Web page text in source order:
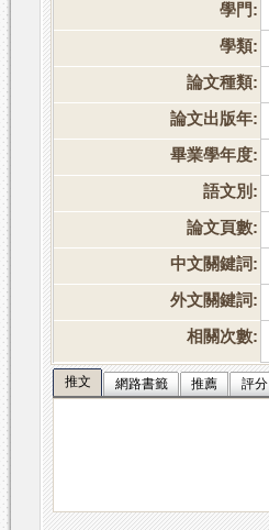
學門:
學類:
論文種類:
論文出版年:
畢業學年度:
語文別:
論文頁數:
中文關鍵詞:
外文關鍵詞:
相關次數:
推文 網路書籤 推薦 評分